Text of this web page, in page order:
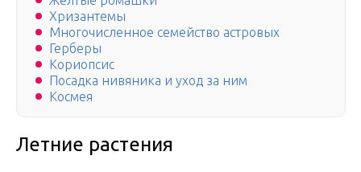
Хризантемы
Многочисленное семейство астровых
Герберы
Кориопсис
Посадка нивяника и уход за ним
Космея
Летние растения